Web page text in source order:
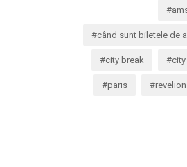
când sunt biletele de
city break
paris revelion